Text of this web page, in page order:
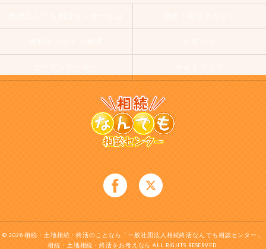
© 2026 相続・土地相続・終活のことなら「一般社団法人相続終活なんでも相談センター」
相続・土地相続・終活をお考えなら ALL RIGHTS RESERVED.